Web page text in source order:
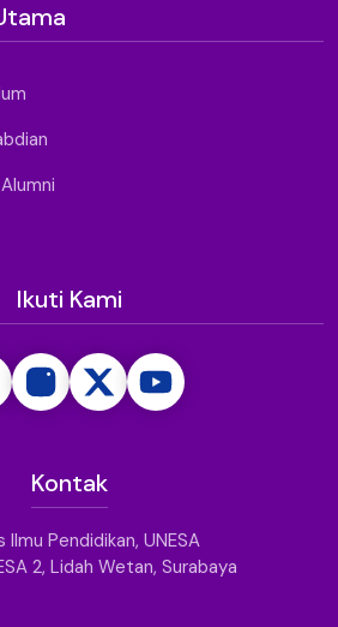
Ikuti Kami
Kontak
Ilmu Pendidikan, UNESA
2, Lidah Wetan, Surabaya